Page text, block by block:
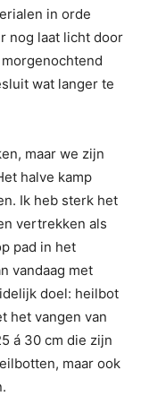
in orde
nog laat licht door
wat langer te
maar we zijn
halve kamp
Ik heb sterk het
vertrekken als
pad in het
vandaag met
doel: heilbot
het vangen van
á 30 cm die zijn
maar ook